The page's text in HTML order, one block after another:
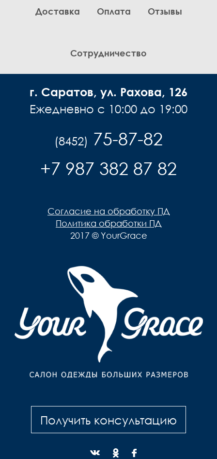
Доставка Оплата Отзывы
Сотрудничество
г. Саратов, ул. Рахова, 126
Ежедневно с 10:00 до 19:00
(8452) 75-87-82
+7 987 382 87 82
Согласие на обработку ПД
Политика обработки ПД
2017 © YourGrace
Получить консультацию